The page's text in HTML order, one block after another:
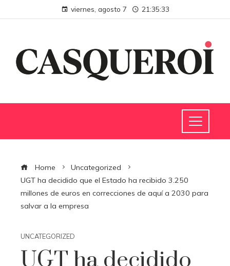
viernes, agosto 7 21:35:34
Home
Uncategorized
UGT ha decidido que el Estado ha recibido 3.250
millones de euros en correcciones de aquí a 2030 para
salvar a la empresa
UNCATEGORIZED
UGT ha decidido